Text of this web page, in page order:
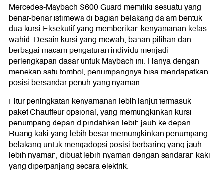
Mercedes-Maybach S600 Guard memiliki sesuatu yang
benar-benar istimewa di bagian belakang dalam bentuk
dua kursi Eksekutif yang memberikan kenyamanan kelas
wahid. Desain kursi yang mewah, bahan pilihan dan
berbagai macam pengaturan individu menjadi
perlengkapan dasar untuk Maybach ini. Hanya dengan
menekan satu tombol, penumpangnya bisa mendapatkan
posisi bersandar penuh yang nyaman.
Fitur peningkatan kenyamanan lebih lanjut termasuk
paket Chauffeur opsional, yang memungkinkan kursi
penumpang depan dipindahkan lebih jauh ke depan.
Ruang kaki yang lebih besar memungkinkan penumpang
belakang untuk mengadopsi posisi berbaring yang jauh
lebih nyaman, dibuat lebih nyaman dengan sandaran kaki
yang diperpanjang secara elektrik.